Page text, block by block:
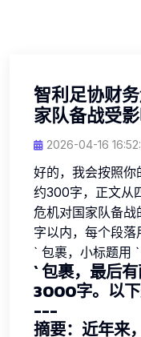
智利足协财
家队备战受
2026-04-16
好的，我会按照
约300字，正文从
危机对国家队备战
字以内，每个段落
` 包裹，小标题用 `
` 包裹，最后
3000字。以下
---
摘要：近年来